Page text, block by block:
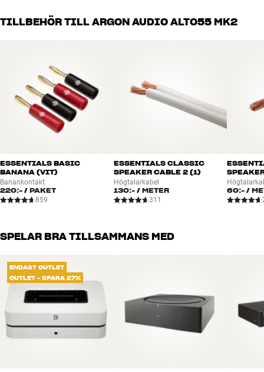
2,5-vägs basreflexkonstruktion med bakåtriktad port
Alla HiFi Klubbens produkter för musik, hemmabio och TV är
noggrant utvalda och byggda för att hålla i många år. Bra för både
TILLBEHÖR TILL ARGON AUDIO ALTO55 MK2
ESSENTIALS BASIC
BANANA (VIT)
Banankontakt
220:- / PAKET
859
ESSENTIALS CLASSIC
SPEAKER CABLE 2 (1)
Högtalarkabel
130:-/ METER
311
60:- /
SPELAR BRA TILLSAMMANS MED
ENDAST OUTLET
OUTLET - SPARA 27%